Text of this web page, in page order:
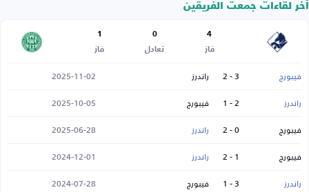
أخر لقاءات جمعت الفريقين
4
فاز
0
تعادل
1
فاز
فيبورج 3 - 2 راندرز
2025-11-02
راندرز
2 - 1 فيبورج
2025-10-05
فيبورج
0 - 2 راندرز
2025-06-28
فيبورج
1 - 2 راندرز
2024-12-01
راندرز
3 - 1 فيبورج 2024-07-28